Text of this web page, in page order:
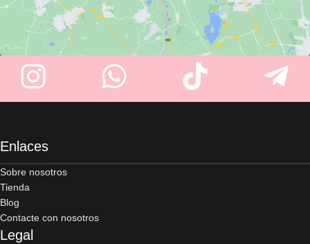
Enlaces
Sobre nosotros
Tienda
Blog
Contacte con nosotros
Legal